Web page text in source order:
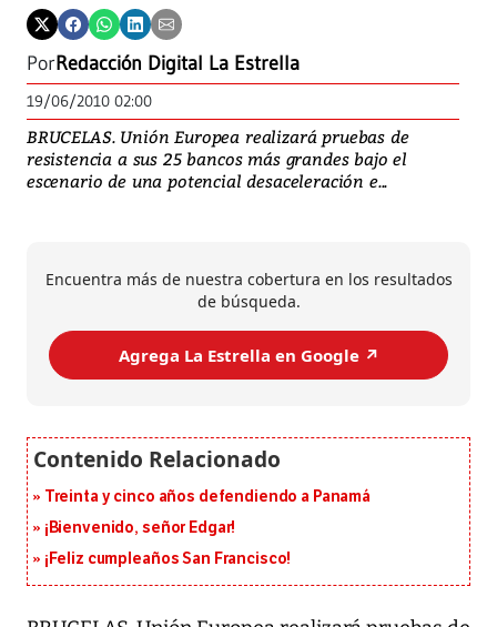
PorRedacción Digital La Estrella
19/06/2010 02:00
BRUCELAS. Unión Europea realizará pruebas de
resistencia a sus 25 bancos más grandes bajo el
escenario de una potencial desaceleración e...
Encuentra más de nuestra cobertura en los resultados
de búsqueda.
Agrega La Estrella en Google ↗️
Treinta y cinco años defendiendo a Panamá
¡Bienvenido, señor Edgar!
¡Feliz cumpleaños San Francisco!